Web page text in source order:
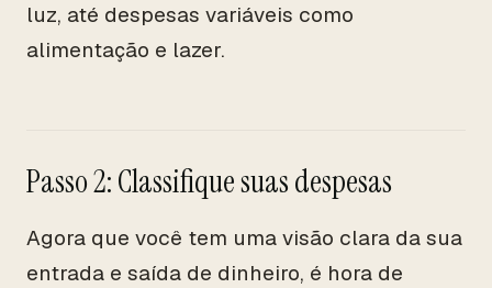
luz, até despesas variáveis como
alimentação e lazer.
Passo 2: Classifique suas despesas
Agora que você tem uma visão clara da sua
entrada e saída de dinheiro, é hora de